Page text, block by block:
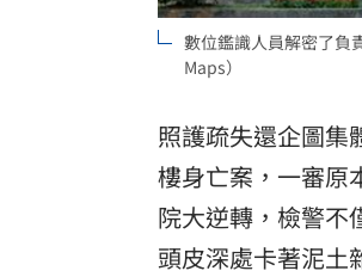
數位鑑識人員解密了負
Maps）
照護疏失還企圖集
樓身亡案，一審原
院大逆轉，檢警不
頭皮深處卡著泥土